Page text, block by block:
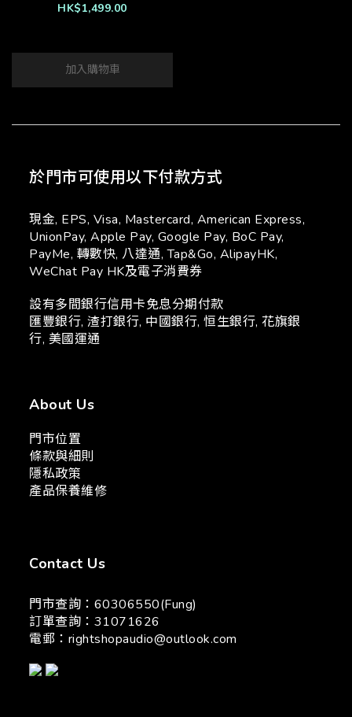
HK$1,499.00
加入購物車
於門市可使用以下付款方式
現金, EPS, Visa, Mastercard, American Express,
UnionPay, Apple Pay, Google Pay, BoC Pay,
PayMe, 轉數快, 八達通, Tap&Go, AlipayHK,
WeChat Pay HK及電子消費券
設有多間銀行信用卡免息分期付款
匯豐銀行, 渣打銀行, 中國銀行, 恒生銀行, 花旗銀
行, 美國運通
About Us
門市位置
條款與細則
隱私政策
產品保養維修
Contact Us
門市查詢：60306550(Fung)
訂單查詢：31071626
電郵： rightshopaudio@outlook.com